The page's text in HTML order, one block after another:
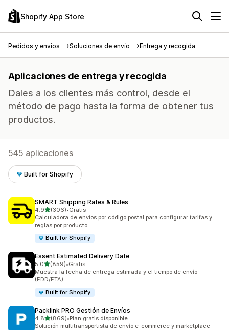
Shopify App Store
Pedidos y envíos Soluciones de envío Entrega y recogida
Aplicaciones de entrega y recogida
Dales a los clientes más control, desde el
método de pago hasta la forma de obtener tus
productos.
545 aplicaciones
Built for Shopify
SMART Shipping Rates & Rules
4.9de 5 estrellas
(306)
306 reseñas en total
•Gratis
Calculadora de envíos por código postal para configurar tarifas y
reglas por producto
Built for Shopify
Essent Estimated Delivery Date
5.0de 5 estrellas
(859)
859 reseñas en total
•Gratis
Muestra la fecha de entrega estimada y el tiempo de envío
(EDD/ETA)
Built for Shopify
Packlink PRO Gestión de Envíos
4.8de 5 estrellas
(869)
869 reseñas en total
•Plan gratis disponible
Solución multitransportista de envío e-commerce y marketplace